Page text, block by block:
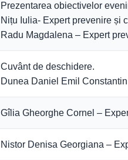
Prezentarea obiectivelor
Nițu Iulia- Expert prevenire și
Radu Magdalena – Expert
Cuvânt de deschidere.
Dunea Daniel Emil
Gîlia Gheorghe Cornel –
Nistor Denisa Georgiana –